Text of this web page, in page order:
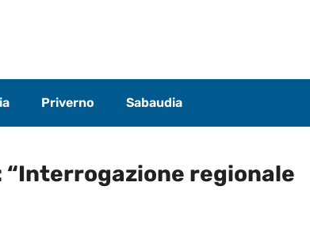
Priverno Sabaudia
regionale